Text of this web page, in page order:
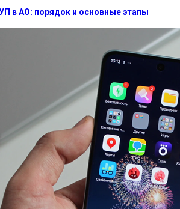
в АО: порядок и основные этапы